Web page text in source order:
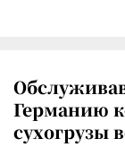
Германию
сухогрузы